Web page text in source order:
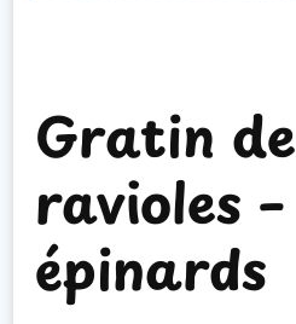
Gratin de
ravioles –
épinards